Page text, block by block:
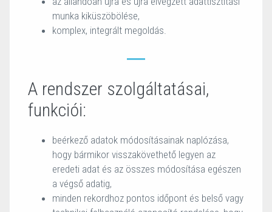
munka kiküszöbölése,
komplex, integrált megoldás.
A rendszer szolgáltatásai,
funkciói:
beérkező adatok módosításainak naplózása,
hogy bármikor visszakövethető legyen az
eredeti adat és az összes módosítása egészen
a végső adatig,
minden rekordhoz pontos időpont és belső vagy